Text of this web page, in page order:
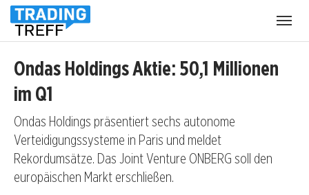
Ondas Holdings Aktie: 50,1 Millionen
im Q1
Ondas Holdings präsentiert sechs autonome
Verteidigungssysteme in Paris und meldet
Rekordumsätze. Das Joint Venture ONBERG soll den
europäischen Markt erschließen.